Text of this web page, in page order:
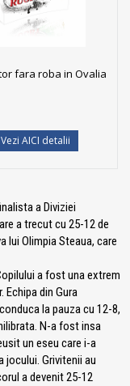
fara roba in Ovalia
Vezi AICI detalii
a Diviziei
a trecut cu 25-12 de
lui Olimpia Steaua, care
a fost una extrem
din Gura
la pauza cu 12-8,
N-a fost insa
un eseu care i-a
jocului. Grivitenii au
a devenit 25-12